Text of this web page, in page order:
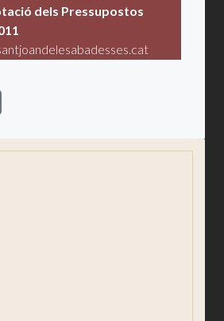
dels Pressupostos
dels pressupostos participatius 2022/
Les veïnes i els veïns decidiran